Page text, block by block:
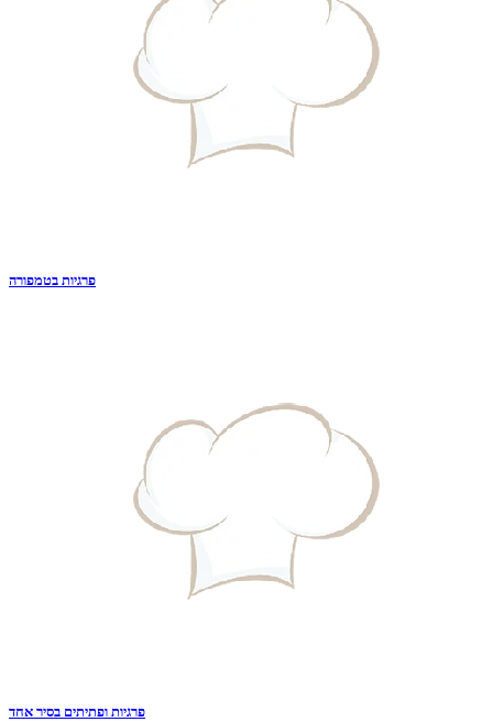
פרגיות בטמפורה
פרגיות ופתיתים בסיר אחד